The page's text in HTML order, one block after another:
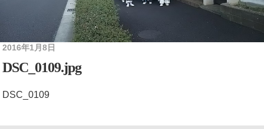
2016年1月8日
DSC_0109.jpg
DSC_0109